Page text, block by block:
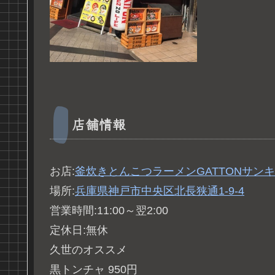
店舗情報
お店:釜炊きとんこつラーメンGATTONサン
場所:兵庫県神戸市中央区北長狭通1-9-4
営業時間:11:00～翌2:00
定休日:無休
久世のオススメ
黒トンチャ 950円